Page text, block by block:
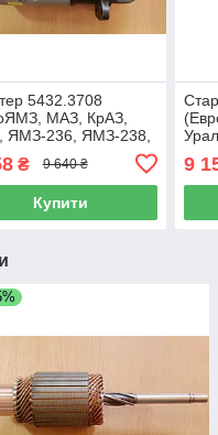
5432.3708
МАЗ, КрАЗ,
ЯМЗ-236, ЯМЗ-238,
₴ 9 640 ₴
Купити
9